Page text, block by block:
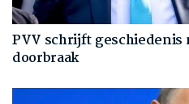
PVV schrijft
doorbraak